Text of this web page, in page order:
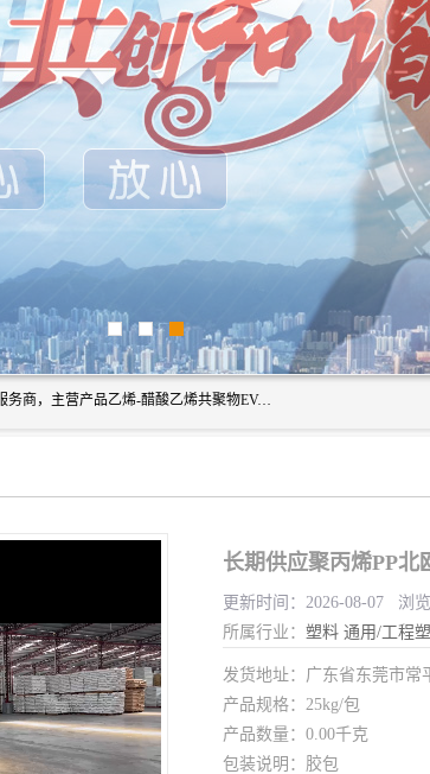
东莞市恒屹国际贸易有限公司（简称：恒屹国际）是一家石化原料综合营销服务商，主营产品乙烯-醋酸乙烯共聚物EVA、聚酰胺PA（尼龙）、醚酯型热塑弹性体TPEE等，公司秉承以市场为导向的战略思想，致力于大宗石化原料在中国市场的营销服务业务，为客户提供一站式的全面服务。
长期供应聚丙烯PP北
更新时间：2026-08-07 浏
所属行业： 塑料 通用/工程
发货地址：广东省东莞市常
产品规格：25kg/包
产品数量：0.00千克
包装说明：胶包